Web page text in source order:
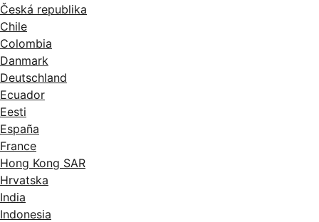
Česká republika
Chile
Colombia
Danmark
Deutschland
Ecuador
Eesti
España
France
Hong Kong SAR
Hrvatska
India
Indonesia